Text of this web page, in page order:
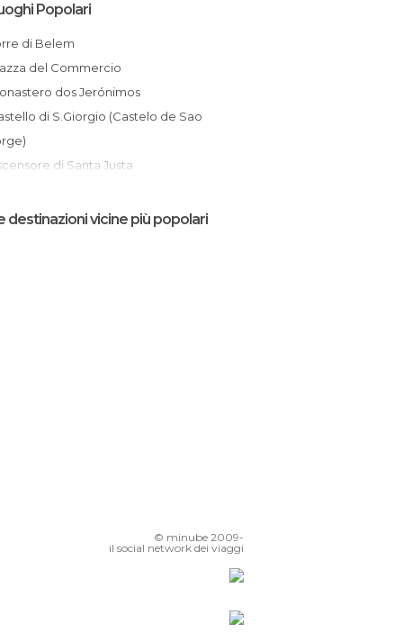
Popolari
di Belem
del Commercio
Monastero dos Jerónimos
di Santa Justa
Ponte del 25 Aprile
destinazioni vicine più popolari
© minube 2009-
il social network dei viaggi